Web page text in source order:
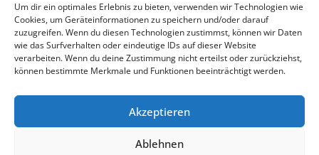
Um dir ein optimales Erlebnis zu bieten, verwenden wir Technologien wie
Cookies, um Geräteinformationen zu speichern und/oder darauf
zuzugreifen. Wenn du diesen Technologien zustimmst, können wir Daten
wie das Surfverhalten oder eindeutige IDs auf dieser Website
verarbeiten. Wenn du deine Zustimmung nicht erteilst oder zurückziehst,
können bestimmte Merkmale und Funktionen beeinträchtigt werden.
Akzeptieren
Ablehnen
Wr. Neustädter Straße 1
2733 Grünbach am Schneeberg
Öffnungszeiten Gemeindeamt:
Montag: 8.00 – 12.00 Uhr und 14.00 – 18.00 Uhr
Freitag: 8.00 – 12.00 Uhr
Email: